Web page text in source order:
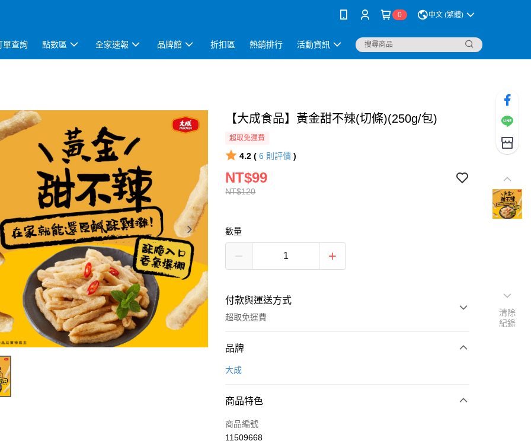
0 中文 (繁體)
單查詢 點數區 全家速報 品牌館 折扣區 熱銷排行 活動資訊
【大成食品】黃金甜不辣(切條)(250g/包)
超取免運費
4.2 ( 6 則評價 )
NT$120
NT$99
數量
付款與運送方式
超取免運費
付款方式
全家線上支付
運送方式
品牌
大成
商品特色
商品編號
11509668
清除
紀錄